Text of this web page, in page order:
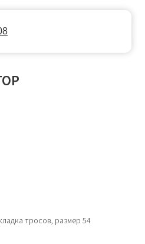
тросов, размер 54